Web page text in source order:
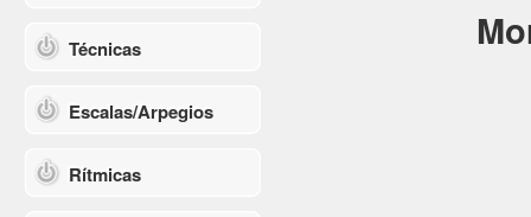
Técnicas
Escalas/Arpegios
Rítmicas